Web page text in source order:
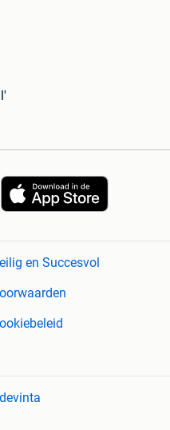
en Succesvol